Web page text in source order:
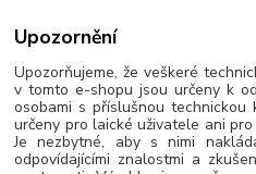
Upozornění
Upozorňujeme, že veškeré
v tomto e-shopu jsou určeny k
osobami s příslušnou technickou
určeny pro laické uživatele ani
Je nezbytné, aby s nimi
odpovídajícími znalostmi a